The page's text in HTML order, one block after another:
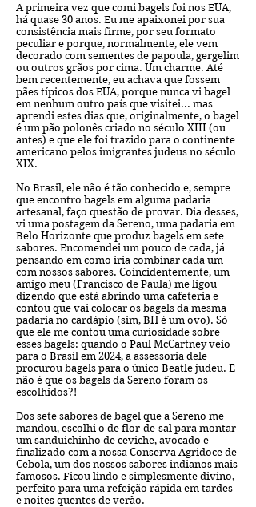
A primeira vez que comi bagels foi nos EUA,
há quase 30 anos. Eu me apaixonei por sua
consistência mais firme, por seu formato
peculiar e porque, normalmente, ele vem
decorado com sementes de papoula, gergelim
ou outros grãos por cima. Um charme. Até
bem recentemente, eu achava que fossem
pães típicos dos EUA, porque nunca vi bagel
em nenhum outro país que visitei... mas
aprendi estes dias que, originalmente, o bagel
é um pão polonês criado no século XIII (ou
antes) e que ele foi trazido para o continente
americano pelos imigrantes judeus no século
XIX.
No Brasil, ele não é tão conhecido e, sempre
que encontro bagels em alguma padaria
artesanal, faço questão de provar. Dia desses,
vi uma postagem da Sereno, uma padaria em
Belo Horizonte que produz bagels em sete
sabores. Encomendei um pouco de cada, já
pensando em como iria combinar cada um
com nossos sabores. Coincidentemente, um
amigo meu (Francisco de Paula) me ligou
dizendo que está abrindo uma cafeteria e
contou que vai colocar os bagels da mesma
padaria no cardápio (sim, BH é um ovo). Só
que ele me contou uma curiosidade sobre
esses bagels: quando o Paul McCartney veio
para o Brasil em 2024, a assessoria dele
procurou bagels para o único Beatle judeu. E
não é que os bagels da Sereno foram os
escolhidos?!
Dos sete sabores de bagel que a Sereno me
mandou, escolhi o de flor-de-sal para montar
um sanduichinho de ceviche, avocado e
finalizado com a nossa Conserva Agridoce de
Cebola, um dos nossos sabores indianos mais
famosos. Ficou lindo e simplesmente divino,
perfeito para uma refeição rápida em tardes
e noites quentes de verão.